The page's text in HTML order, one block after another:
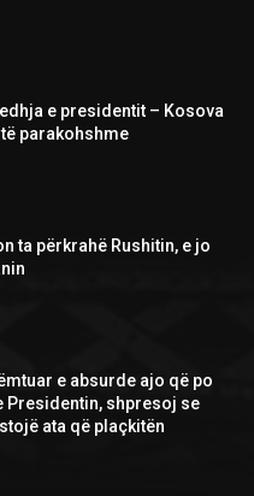
e presidentit – Kosova
parakohshme
ta përkrahë Rushitin, e jo
e absurde ajo që po
Presidentin, shpresoj se
ata që plaçkitën